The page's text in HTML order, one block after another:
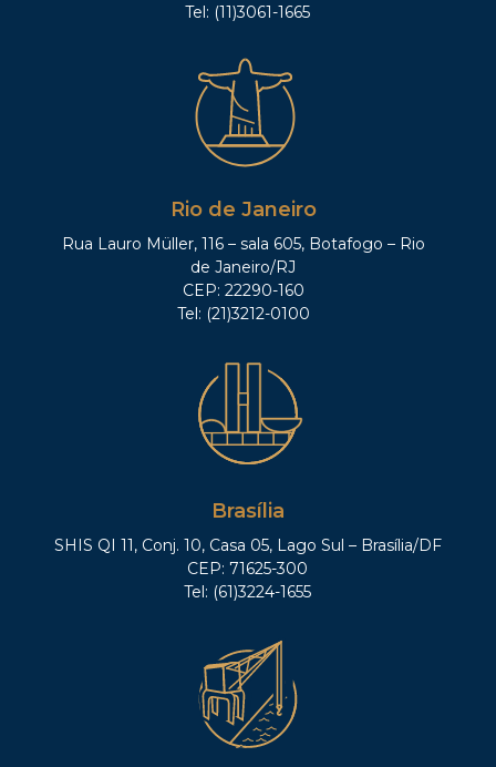
Tel: (11)3061-1665
Rio de Janeiro
Rua Lauro Müller, 116 – sala 605, Botafogo – Rio
de Janeiro/RJ
CEP: 22290-160
Tel: (21)3212-0100
Brasília
SHIS QI 11, Conj. 10, Casa 05, Lago Sul – Brasília/DF
CEP: 71625-300
Tel: (61)3224-1655